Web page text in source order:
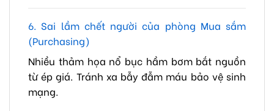
6. Sai lầm chết người của phòng Mua sắm
(Purchasing)
Nhiều thảm họa nổ bục hầm bơm bắt nguồn
từ ép giá. Tránh xa bẫy đẫm máu bảo vệ sinh
mạng.